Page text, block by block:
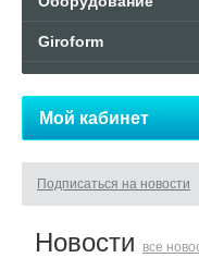
Giroform
Мой кабинет
Подписаться на новости
Новости все